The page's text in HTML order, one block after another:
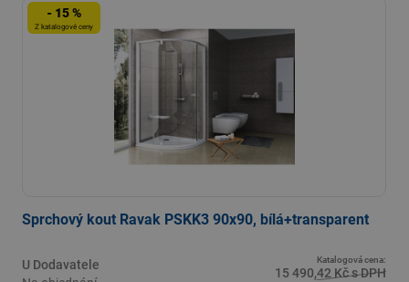
- 15 %
Z katalogové ceny
Sprchový kout Ravak PSKK3 90x90, bílá+transparent
U Dodavatele
Katalogová cena:
15 490,42 Kč s DPH